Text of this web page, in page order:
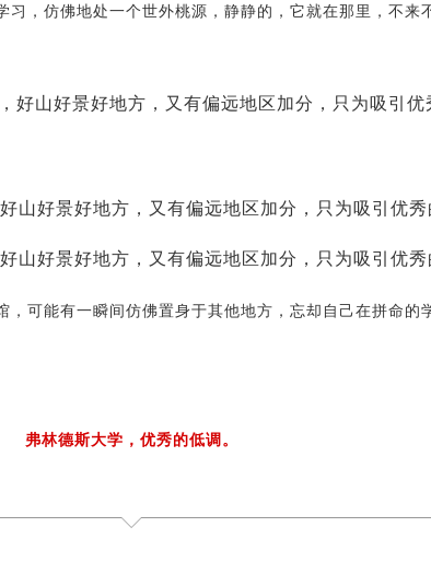
习，仿佛地处一个世外桃源，静静的，它就在那里，不来
，可能有一瞬间仿佛置身于其他地方，忘却自己在拼命的
弗林德斯大学，优秀的低调。